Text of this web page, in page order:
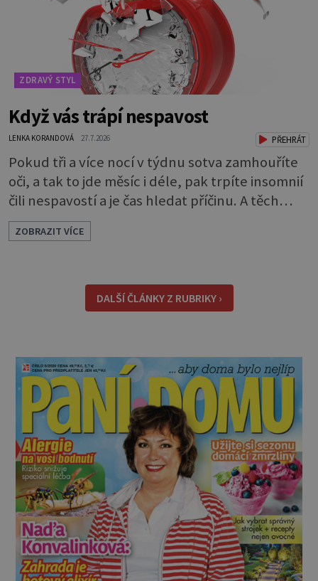
ZDRAVÝ STYL
Když vás trápí nespavost
LENKA KORANDOVÁ 27.7.2026 PŘEHRÁT
Pokud tři a více nocí v týdnu sotva zamhouříte
oči, a tak to jde měsíc i déle, pak trpíte insomnií
čili nespavostí a je čas hledat příčinu. A těch
může být celá řada. Vlastně váš spánek může
rušit skoro cokoli. Nicméně některé důvody
pracujete na směny. Noční práce či jakékoli
nepřirozené bdě
ZOBRAZIT VÍCE
DALŠÍ ČLÁNKY Z RUBRIKY ›